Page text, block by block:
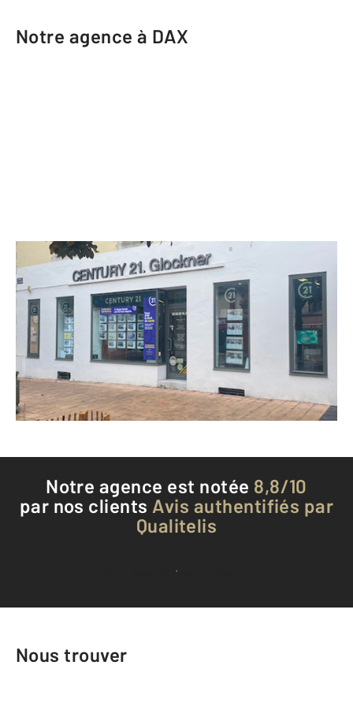
Notre agence à DAX
CENTURY 21 Glockner
1 Place des Trois Pigeons BP 104
DAX - 40100
Envoyer un message
Téléphoner à l'agence
Notre agence est notée 8,8/10
par nos clients Avis authentifiés par
Qualitelis
Voir tous les avis clients
Nous trouver